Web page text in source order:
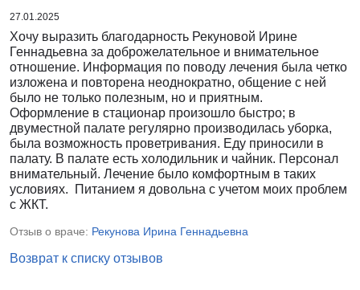
27.01.2025
Хочу выразить благодарность Рекуновой Ирине
Геннадьевна за доброжелательное и внимательное
отношение. Информация по поводу лечения была четко
изложена и повторена неоднократно, общение с ней
было не только полезным, но и приятным.
Оформление в стационар произошло быстро; в
двуместной палате регулярно производилась уборка,
была возможность проветривания. Еду приносили в
палату. В палате есть холодильник и чайник. Персонал
внимательный. Лечение было комфортным в таких
условиях. Питанием я довольна с учетом моих проблем
с ЖКТ.
Отзыв о враче: Рекунова Ирина Геннадьевна
Возврат к списку отзывов